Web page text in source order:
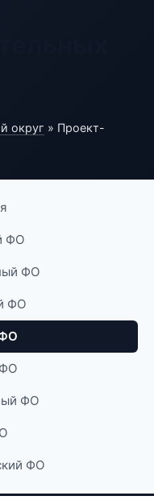
округ » Проект-
ФО
ФО
ФО
ФО
ФО